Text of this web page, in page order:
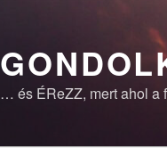
… és ÉReZZ, mert ahol a